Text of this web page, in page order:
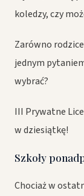
koledzy, czy
Zarówno
jednym
wybrać?
III Prywatne
w dziesiątkę!
Szkoły
Chociaż w